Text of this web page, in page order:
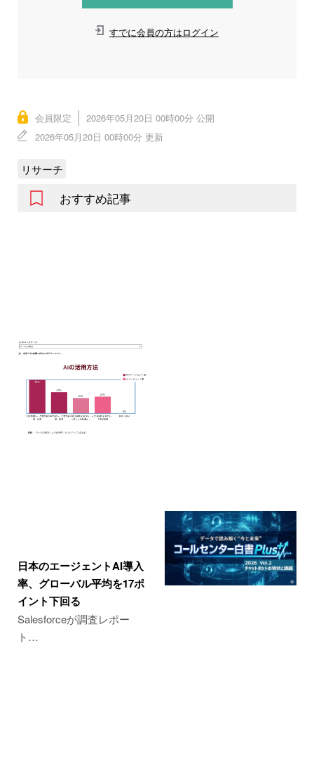
すでに会員の方はログイン
会員限定
2026年05月20日 00時00分 公開
2026年05月20日 00時00分 更新
リサーチ
おすすめ記事
日本のエージェントAI導入
率、グローバル平均を17ポ
イント下回る
Salesforceが調査レポー
ト…